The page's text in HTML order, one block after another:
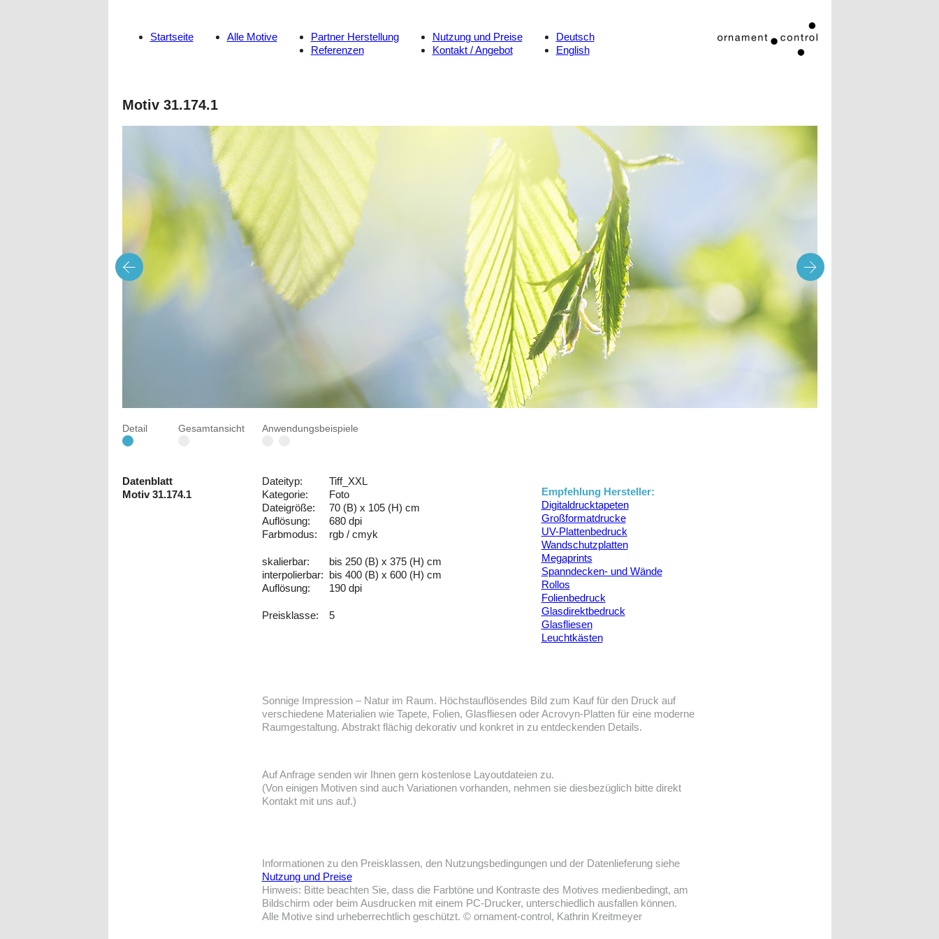
Startseite Alle Motive
Partner Herstellung
Referenzen
Nutzung und Preise
Kontakt / Angebot
Deutsch
English
Motiv 31.174.1
Detail Gesamtansicht Anwendungsbeispiele
Datenblatt
Motiv 31.174.1
Dateityp:
Tiff_XXL
Kategorie:
Foto
Dateigröße:
70 (B) x 105 (H) cm
Auflösung:
680 dpi
Farbmodus:
rgb / cmyk
skalierbar:
bis 250 (B) x 375 (H) cm
interpolierbar: bis 400 (B) x 600 (H) cm
Auflösung:
190 dpi
Preisklasse: 5
Empfehlung Hersteller:
Digitaldrucktapeten
Großformatdrucke
UV-Plattenbedruck
Wandschutzplatten
Megaprints
Spanndecken- und Wände
Rollos
Folienbedruck
Glasdirektbedruck
Glasfliesen
Leuchtkästen
Sonnige Impression – Natur im Raum. Höchstauflösendes Bild zum Kauf für den Druck auf
verschiedene Materialien wie Tapete, Folien, Glasfliesen oder Acrovyn-Platten für eine moderne
Raumgestaltung. Abstrakt flächig dekorativ und konkret in zu entdeckenden Details.
Auf Anfrage senden wir Ihnen gern kostenlose Layoutdateien zu.
(Von einigen Motiven sind auch Variationen vorhanden, nehmen sie diesbezüglich bitte direkt
Kontakt mit uns auf.)
Informationen zu den Preisklassen, den Nutzungsbedingungen und der Datenlieferung siehe
Nutzung und Preise
Hinweis: Bitte beachten Sie, dass die Farbtöne und Kontraste des Motives medienbedingt, am
Bildschirm oder beim Ausdrucken mit einem PC-Drucker, unterschiedlich ausfallen können.
Alle Motive sind urheberrechtlich geschützt. © ornament-control, Kathrin Kreitmeyer